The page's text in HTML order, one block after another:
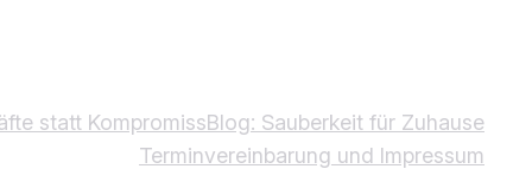
statt KompromissBlog: Sauberkeit für Zuhause
Terminvereinbarung und Impressum